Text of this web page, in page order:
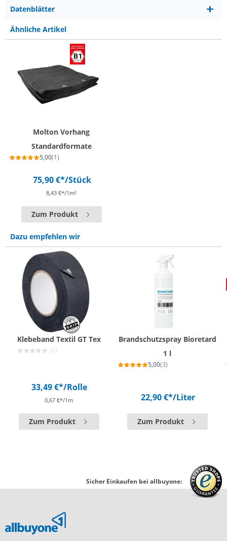
Datenblätter
Ähnliche Artikel
Molton Vorhang
Standardformate
5,00(1)
75,90 €*/Stück
8,43 €*/1m²
Zum Produkt
Dazu empfehlen wir
Klebeband Textil GT Tex
(0)
33,49 €*/Rolle
0,67 €*/1m
Zum Produkt
Brandschutzspray Bioretard
1 l
5,00(3)
22,90 €*/Liter
Zum Produkt
Sicher Einkaufen bei allbuyone: